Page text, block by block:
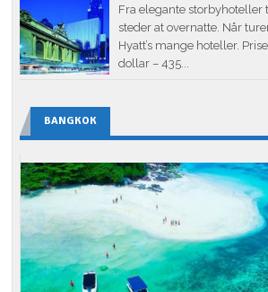
Fra elegante storbyhoteller
steder at overnatte. Når
Hyatt’s mange hoteller.
dollar – 435...
BANGKOK